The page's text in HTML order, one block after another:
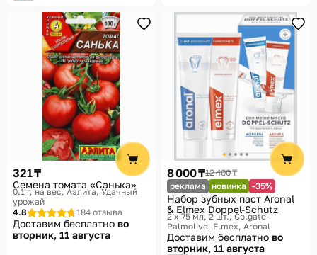
321 ₸
Семена томата «Санька»
0.1 г, на вес Аэлита, Удачный
урожай
4.8
184 отзыва
Доставим бесплатно во
вторник, 11 августа
8 000 ₸12 400 ₸
реклама новинка -35%
Набор зубных паст Aronal
& Elmex Doppel-Schutz
2 х 75 мл, 2 шт. Colgate-
Palmolive, Elmex, Aronal
Доставим бесплатно во
вторник, 11 августа